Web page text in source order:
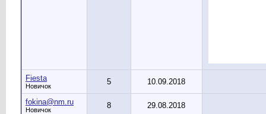
Fiesta
Новичок 5 10.09.2018
fokina@nm.ru
Новичок 8 29.08.2018